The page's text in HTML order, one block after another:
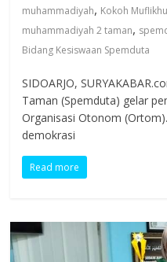
muhammadiyah, Kokoh
muhammadiyah 2 taman,
Bidang Kesiswaan Spemduta
SIDOARJO,
Taman (Spemduta) gelar
Organisasi Otonom
demokrasi
Read more